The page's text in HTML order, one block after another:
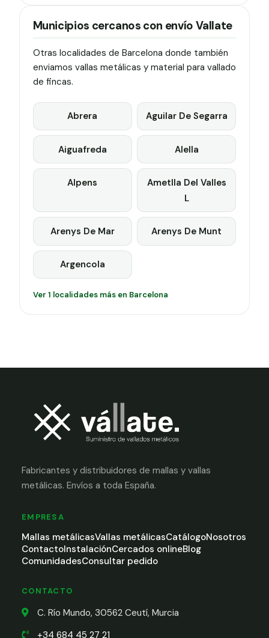
Municipios cercanos con envío Vallate
Otras localidades de Barcelona donde también
enviamos vallas metálicas y material para vallado
de fincas.
Abrera Aguilar De Segarra
Aiguafreda Alella
Alpens
Ametlla Del Valles
L
Arenys De Mar Arenys De Munt
Argencola
Ver 1 localidades más en Barcelona
Fabricantes y distribuidores de mallas y vallas
metálicas. Envíos a toda España.
EMPRESA
Mallas metálicasVallas metálicasCatálogoNosotros
ContactoInstalaciónCercados onlineBlog
ComunidadesConsultar pedido
CONTACTO
C. Río Mundo, 30562 Ceutí, Murcia
+34 684 45 27 21